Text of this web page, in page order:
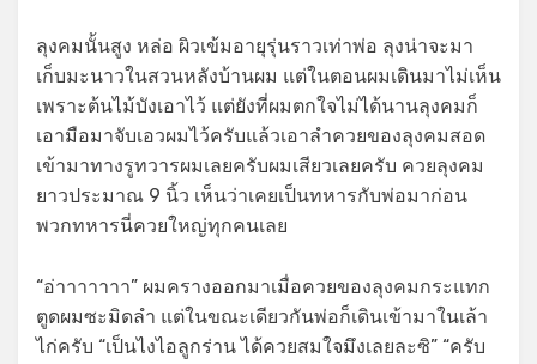
ลุงคมนั้นสูง หล่อ ผิวเข้มอายุรุ่นราวเท่าพ่อ ลุงน่าจะมา
เก็บมะนาวในสวนหลังบ้านผม แต่ในตอนผมเดินมาไม่เห็น
เพราะต้นไม้บังเอาไว้ แต่ยังที่ผมตกใจไม่ได้นานลุงคมก็
เอามือมาจับเอวผมไว้ครับแล้วเอาลำควยของลุงคมสอด
เข้ามาทางรูทวารผมเลยครับผมเสียวเลยครับ ควยลุงคม
ยาวประมาณ 9 นิ้ว เห็นว่าเคยเป็นทหารกับพ่อมาก่อน
พวกทหารนี่ควยใหญ่ทุกคนเลย
“อ่าาาาาาา” ผมครางออกมาเมื่อควยของลุงคมกระแทก
ตูดผมซะมิดลำ แต่ในขณะเดียวกันพ่อก็เดินเข้ามาในเล้า
ไก่ครับ “เป็นไงไอลูกร่าน ได้ควยสมใจมึงเลยละซิ” “ครับ